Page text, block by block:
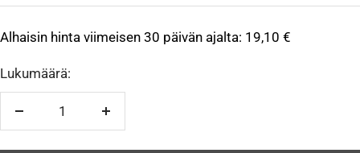
Alhaisin hinta viimeisen 30 päivän ajalta: 19,10 €
Lukumäärä:
Vähennä